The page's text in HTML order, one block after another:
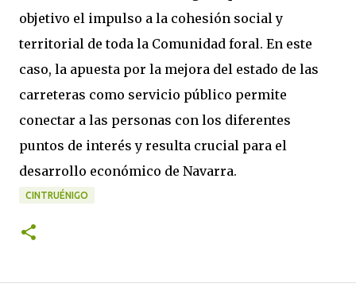
objetivo el impulso a la cohesión social y
territorial de toda la Comunidad foral. En este
caso, la apuesta por la mejora del estado de las
carreteras como servicio público permite
conectar a las personas con los diferentes
puntos de interés y resulta crucial para el
desarrollo económico de Navarra.
CINTRUÉNIGO